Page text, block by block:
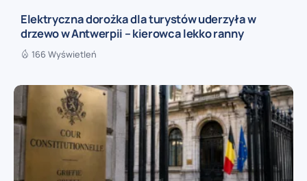
Elektryczna dorożka dla turystów uderzyła w
drzewo w Antwerpii – kierowca lekko ranny
166 Wyświetleń